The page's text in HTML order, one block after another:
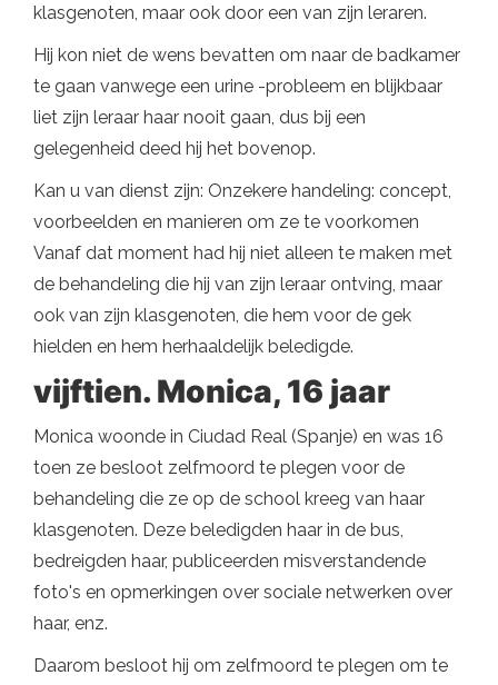
klasgenoten, maar ook door een van zijn leraren.
Hij kon niet de wens bevatten om naar de badkamer
te gaan vanwege een urine -probleem en blijkbaar
liet zijn leraar haar nooit gaan, dus bij een
gelegenheid deed hij het bovenop.
Kan u van dienst zijn: Onzekere handeling: concept,
voorbeelden en manieren om ze te voorkomen
Vanaf dat moment had hij niet alleen te maken met
de behandeling die hij van zijn leraar ontving, maar
ook van zijn klasgenoten, die hem voor de gek
hielden en hem herhaaldelijk beledigde.
vijftien. Monica, 16 jaar
Monica woonde in Ciudad Real (Spanje) en was 16
toen ze besloot zelfmoord te plegen voor de
behandeling die ze op de school kreeg van haar
klasgenoten. Deze beledigden haar in de bus,
bedreigden haar, publiceerden misverstandende
foto's en opmerkingen over sociale netwerken over
haar, enz.
Daarom besloot hij om zelfmoord te plegen om te